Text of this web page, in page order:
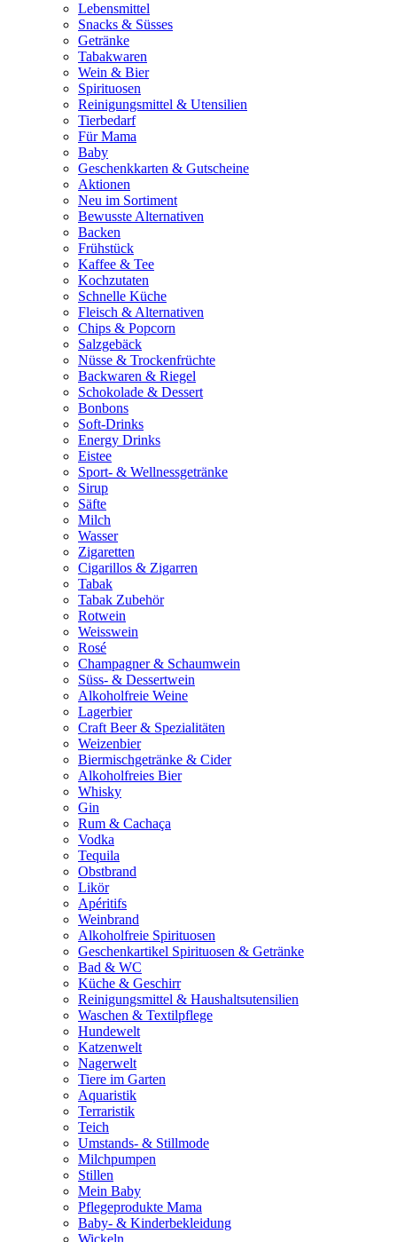
Lebensmittel
Snacks & Süsses
Getränke
Tabakwaren
Wein & Bier
Spirituosen
Reinigungsmittel & Utensilien
Tierbedarf
Für Mama
Baby
Geschenkkarten & Gutscheine
Aktionen
Neu im Sortiment
Bewusste Alternativen
Backen
Frühstück
Kaffee & Tee
Kochzutaten
Schnelle Küche
Fleisch & Alternativen
Chips & Popcorn
Salzgebäck
Nüsse & Trockenfrüchte
Backwaren & Riegel
Schokolade & Dessert
Bonbons
Soft-Drinks
Energy Drinks
Eistee
Sport- & Wellnessgetränke
Sirup
Säfte
Milch
Wasser
Zigaretten
Cigarillos & Zigarren
Tabak
Tabak Zubehör
Rotwein
Weisswein
Rosé
Champagner & Schaumwein
Süss- & Dessertwein
Alkoholfreie Weine
Lagerbier
Craft Beer & Spezialitäten
Weizenbier
Biermischgetränke & Cider
Alkoholfreies Bier
Whisky
Gin
Rum & Cachaça
Vodka
Tequila
Obstbrand
Likör
Apéritifs
Weinbrand
Alkoholfreie Spirituosen
Geschenkartikel Spirituosen & Getränke
Bad & WC
Küche & Geschirr
Reinigungsmittel & Haushaltsutensilien
Waschen & Textilpflege
Hundewelt
Katzenwelt
Nagerwelt
Tiere im Garten
Aquaristik
Terraristik
Teich
Umstands- & Stillmode
Milchpumpen
Stillen
Mein Baby
Pflegeprodukte Mama
Baby- & Kinderbekleidung
Wickeln